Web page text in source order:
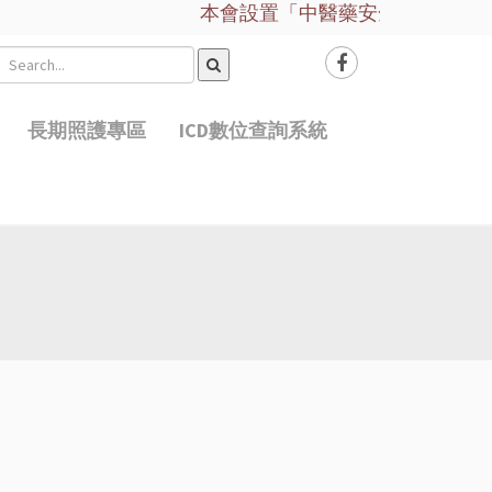
本會設置「中醫藥安全諮詢服務
長期照護專區 ICD數位查詢系統